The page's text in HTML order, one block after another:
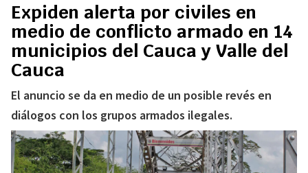
Expiden alerta por civiles en
medio de conflicto armado en 14
municipios del Cauca y Valle del
Cauca
El anuncio se da en medio de un posible revés en
diálogos con los grupos armados ilegales.